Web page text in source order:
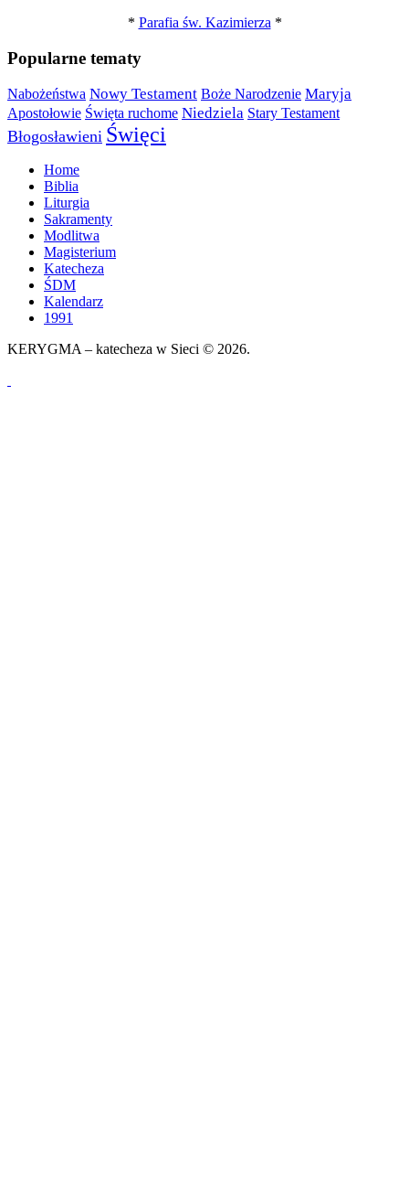
* Parafia św. Kazimierza *
Popularne tematy
Nabożeństwa Nowy Testament Boże Narodzenie Maryja
Apostołowie Święta ruchome Niedziela Stary Testament
Błogosławieni Święci
Home
Biblia
Liturgia
Sakramenty
Modlitwa
Magisterium
Katecheza
ŚDM
Kalendarz
1991
KERYGMA – katecheza w Sieci © 2026.